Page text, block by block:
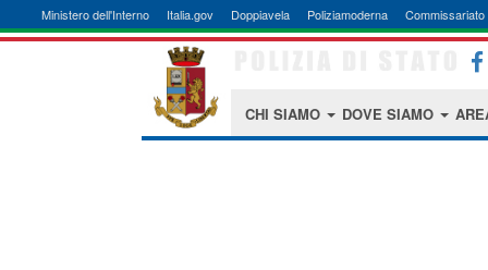
Ministero dell'Interno Italia.gov Doppiavela Poliziamoderna Commissariato
CHI SIAMO DOVE SIAMO